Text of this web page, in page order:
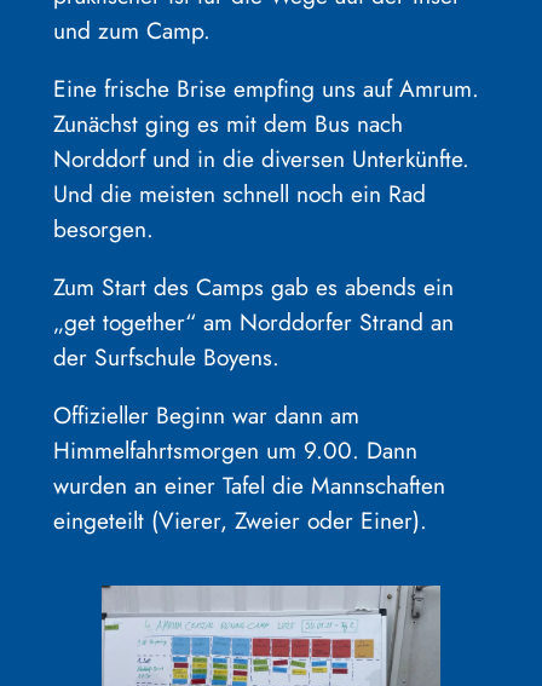
und zum Camp.
Eine frische Brise empfing uns auf Amrum.
Zunächst ging es mit dem Bus nach
Norddorf und in die diversen Unterkünfte.
Und die meisten schnell noch ein Rad
besorgen.
Zum Start des Camps gab es abends ein
„get together“ am Norddorfer Strand an
der Surfschule Boyens.
Offizieller Beginn war dann am
Himmelfahrtsmorgen um 9.00. Dann
wurden an einer Tafel die Mannschaften
eingeteilt (Vierer, Zweier oder Einer).